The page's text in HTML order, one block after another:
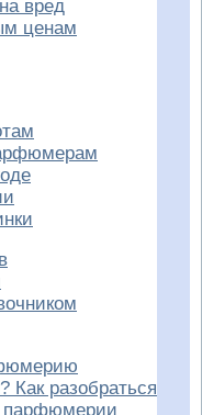
вред
ценам
Как разобраться
парфюмерии